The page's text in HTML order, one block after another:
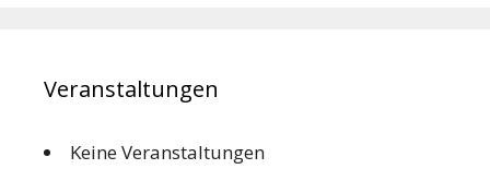
Veranstaltungen
Keine Veranstaltungen